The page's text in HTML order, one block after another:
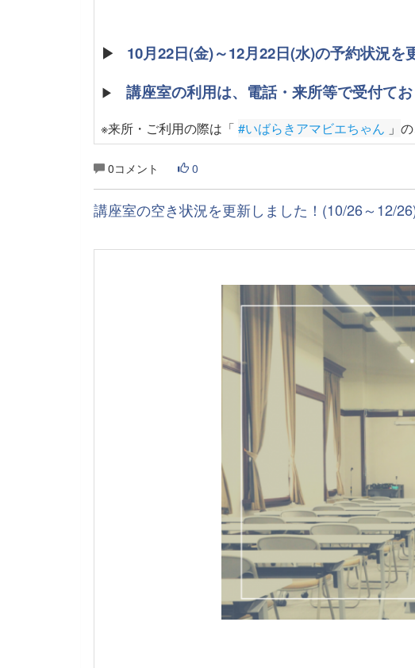
▶ 10月22日(金)～12月22日(水)の予約状況を
▶ 講座室の利用は、電話・来所等で受付て
※来所・ご利用の際は「 #いばらきアマビエちゃん 」
0コメント 0
講座室の空き状況を更新しました！(10/26～12/